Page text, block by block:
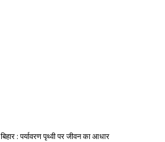
बिहार : पर्यावरण पृथ्वी पर जीवन का आधार